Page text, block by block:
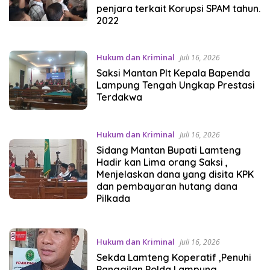
penjara terkait Korupsi SPAM tahun.
2022
Hukum dan Kriminal Juli 16, 2026
Saksi Mantan Plt Kepala Bapenda
Lampung Tengah Ungkap Prestasi
Terdakwa
Hukum dan Kriminal Juli 16, 2026
Sidang Mantan Bupati Lamteng
Hadir kan Lima orang Saksi ,
Menjelaskan dana yang disita KPK
dan pembayaran hutang dana
Pilkada
Hukum dan Kriminal Juli 16, 2026
Sekda Lamteng Koperatif ,Penuhi